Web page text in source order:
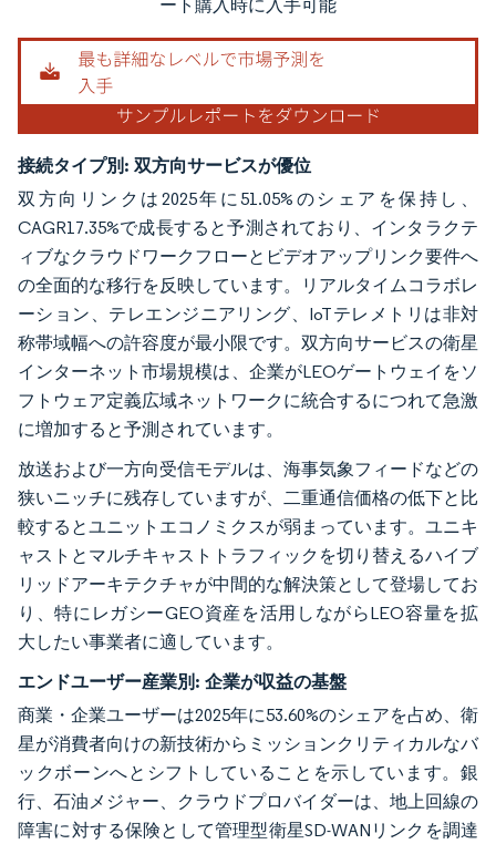
ート購入時に入手可能
接続タイプ別: 双方向サービスが優位
双方向リンクは2025年に51.05%のシェアを保持し、
CAGR17.35%で成長すると予測されており、インタラクテ
ィブなクラウドワークフローとビデオアップリンク要件へ
の全面的な移行を反映しています。リアルタイムコラボレ
ーション、テレエンジニアリング、IoTテレメトリは非対
称帯域幅への許容度が最小限です。双方向サービスの衛星
インターネット市場規模は、企業がLEOゲートウェイをソ
フトウェア定義広域ネットワークに統合するにつれて急激
に増加すると予測されています。
放送および一方向受信モデルは、海事気象フィードなどの
狭いニッチに残存していますが、二重通信価格の低下と比
較するとユニットエコノミクスが弱まっています。ユニキ
ャストとマルチキャストトラフィックを切り替えるハイブ
リッドアーキテクチャが中間的な解決策として登場してお
り、特にレガシーGEO資産を活用しながらLEO容量を拡
大したい事業者に適しています。
エンドユーザー産業別: 企業が収益の基盤
商業・企業ユーザーは2025年に53.60%のシェアを占め、衛
星が消費者向けの新技術からミッションクリティカルなバ
ックボーンへとシフトしていることを示しています。銀
行、石油メジャー、クラウドプロバイダーは、地上回線の
障害に対する保険として管理型衛星SD-WANリンクを調達